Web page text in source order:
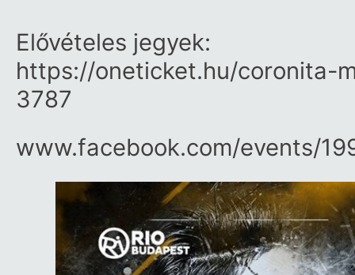
Elővételes jegyek:
https:/​/​oneticket.hu/​coronita-
3787
www.facebook.com/​events/​